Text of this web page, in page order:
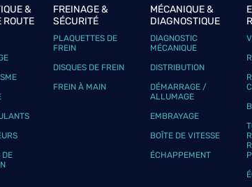
RYCKMAN AUTOMOBILES
Pierre de Coubertin
BON-ENCONTRE
Fermé actuellement
Téléphone
JUSTIN
ROUTE DU VIEUX CHENE
CONDEZAYGUES
&
ROUTE
DE
FREINAGE &
SÉCURITÉ
PLAQUETTES DE
FREIN
DISQUES DE FREIN
FREIN À MAIN
MÉCANIQUE &
DIAGNOSTIQUE
DIAGNOSTIC
MÉCANIQUE
DISTRIBUTION
DÉMARRAGE /
ALLUMAGE
EMBRAYAGE
BOÎTE DE VITESSE
ÉCHAPPEMENT